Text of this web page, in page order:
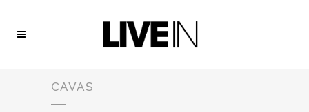
CAVAS